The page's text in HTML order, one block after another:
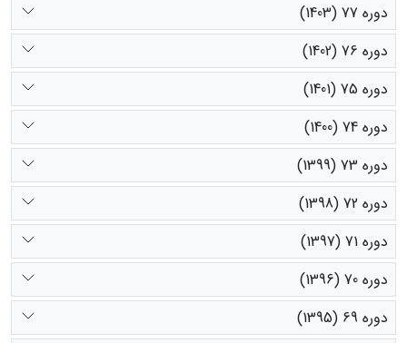
دوره 77 (1403)
دوره 76 (1402)
دوره 75 (1401)
دوره 74 (1400)
دوره 73 (1399)
دوره 72 (1398)
دوره 71 (1397)
دوره 70 (1396)
دوره 69 (1395)